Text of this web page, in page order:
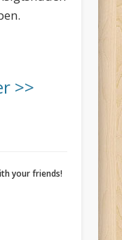
>>
your friends!